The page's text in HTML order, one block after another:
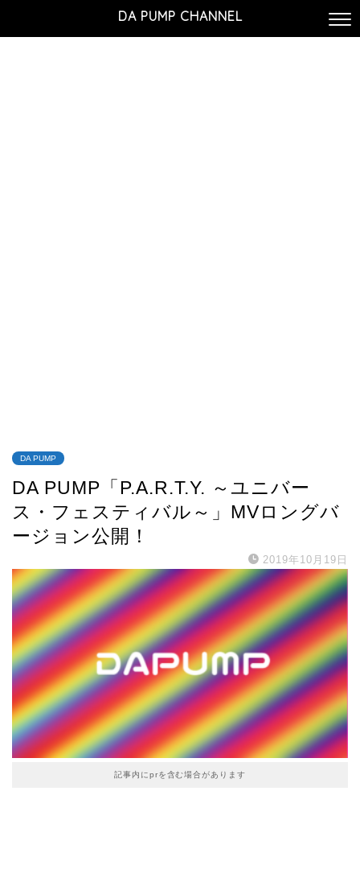
DA PUMP CHANNEL
DA PUMP
DA PUMP「P.A.R.T.Y. ～ユニバー
ス・フェスティバル～」MVロングバ
ージョン公開！
2019年10月19日
記事内にprを含む場合があります